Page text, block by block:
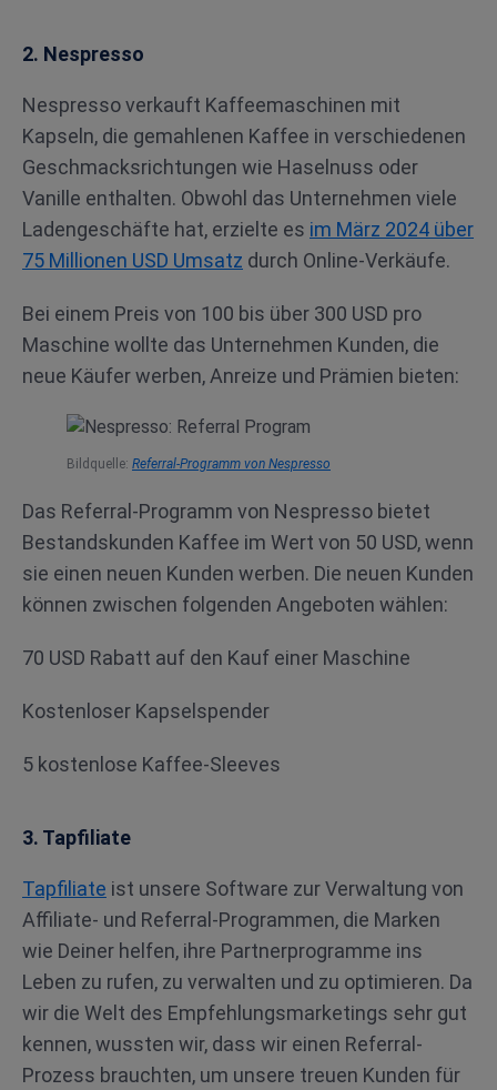
2. Nespresso
Nespresso verkauft Kaffeemaschinen mit
Kapseln, die gemahlenen Kaffee in verschiedenen
Geschmacksrichtungen wie Haselnuss oder
Vanille enthalten. Obwohl das Unternehmen viele
Ladengeschäfte hat, erzielte es im März 2024 über
75 Millionen USD Umsatz durch Online-Verkäufe.
Bei einem Preis von 100 bis über 300 USD pro
Maschine wollte das Unternehmen Kunden, die
neue Käufer werben, Anreize und Prämien bieten:
Bildquelle: Referral-Programm von Nespresso
Das Referral-Programm von Nespresso bietet
Bestandskunden Kaffee im Wert von 50 USD, wenn
sie einen neuen Kunden werben. Die neuen Kunden
können zwischen folgenden Angeboten wählen:
70 USD Rabatt auf den Kauf einer Maschine
Kostenloser Kapselspender
5 kostenlose Kaffee-Sleeves
3. Tapfiliate
Tapfiliate ist unsere Software zur Verwaltung von
Affiliate- und Referral-Programmen, die Marken
wie Deiner helfen, ihre Partnerprogramme ins
Leben zu rufen, zu verwalten und zu optimieren. Da
wir die Welt des Empfehlungsmarketings sehr gut
kennen, wussten wir, dass wir einen Referral-
Prozess brauchten, um unsere treuen Kunden für